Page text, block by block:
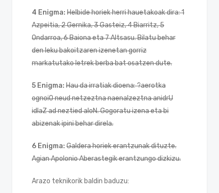
4 Enigma: Helbide horiek herri hauetakoak dira: 1
Azpeitia, 2 Gernika, 3 Gasteiz, 4 Biarritz, 5
Ondarroa, 6 Baiona eta 7 Altsasu. Bilatu behar
den leku bakoitzaren izenetan gorriz
markatutako letrek berba bat osatzen dute.
5 Enigma: Hau da irratiak dioena:?aerotka
ognoiO neud netzeztna naenalzeztna anidrU
idlaZ ad neztied aloN. Gogoratu izena eta bi
abizenak ipini behar direla.
6 Enigma: Galdera horiek erantzunak dituzte.
Agian Apolonio Aberastegik erantzungo dizkizu.
Arazo teknikorik baldin baduzu: